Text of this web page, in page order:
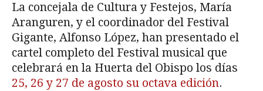
La concejala de Cultura y Festejos, María
Aranguren, y el coordinador del Festival
Gigante, Alfonso López, han presentado el
cartel completo del Festival musical que
celebrará en la Huerta del Obispo los días
25, 26 y 27 de agosto su octava edición.